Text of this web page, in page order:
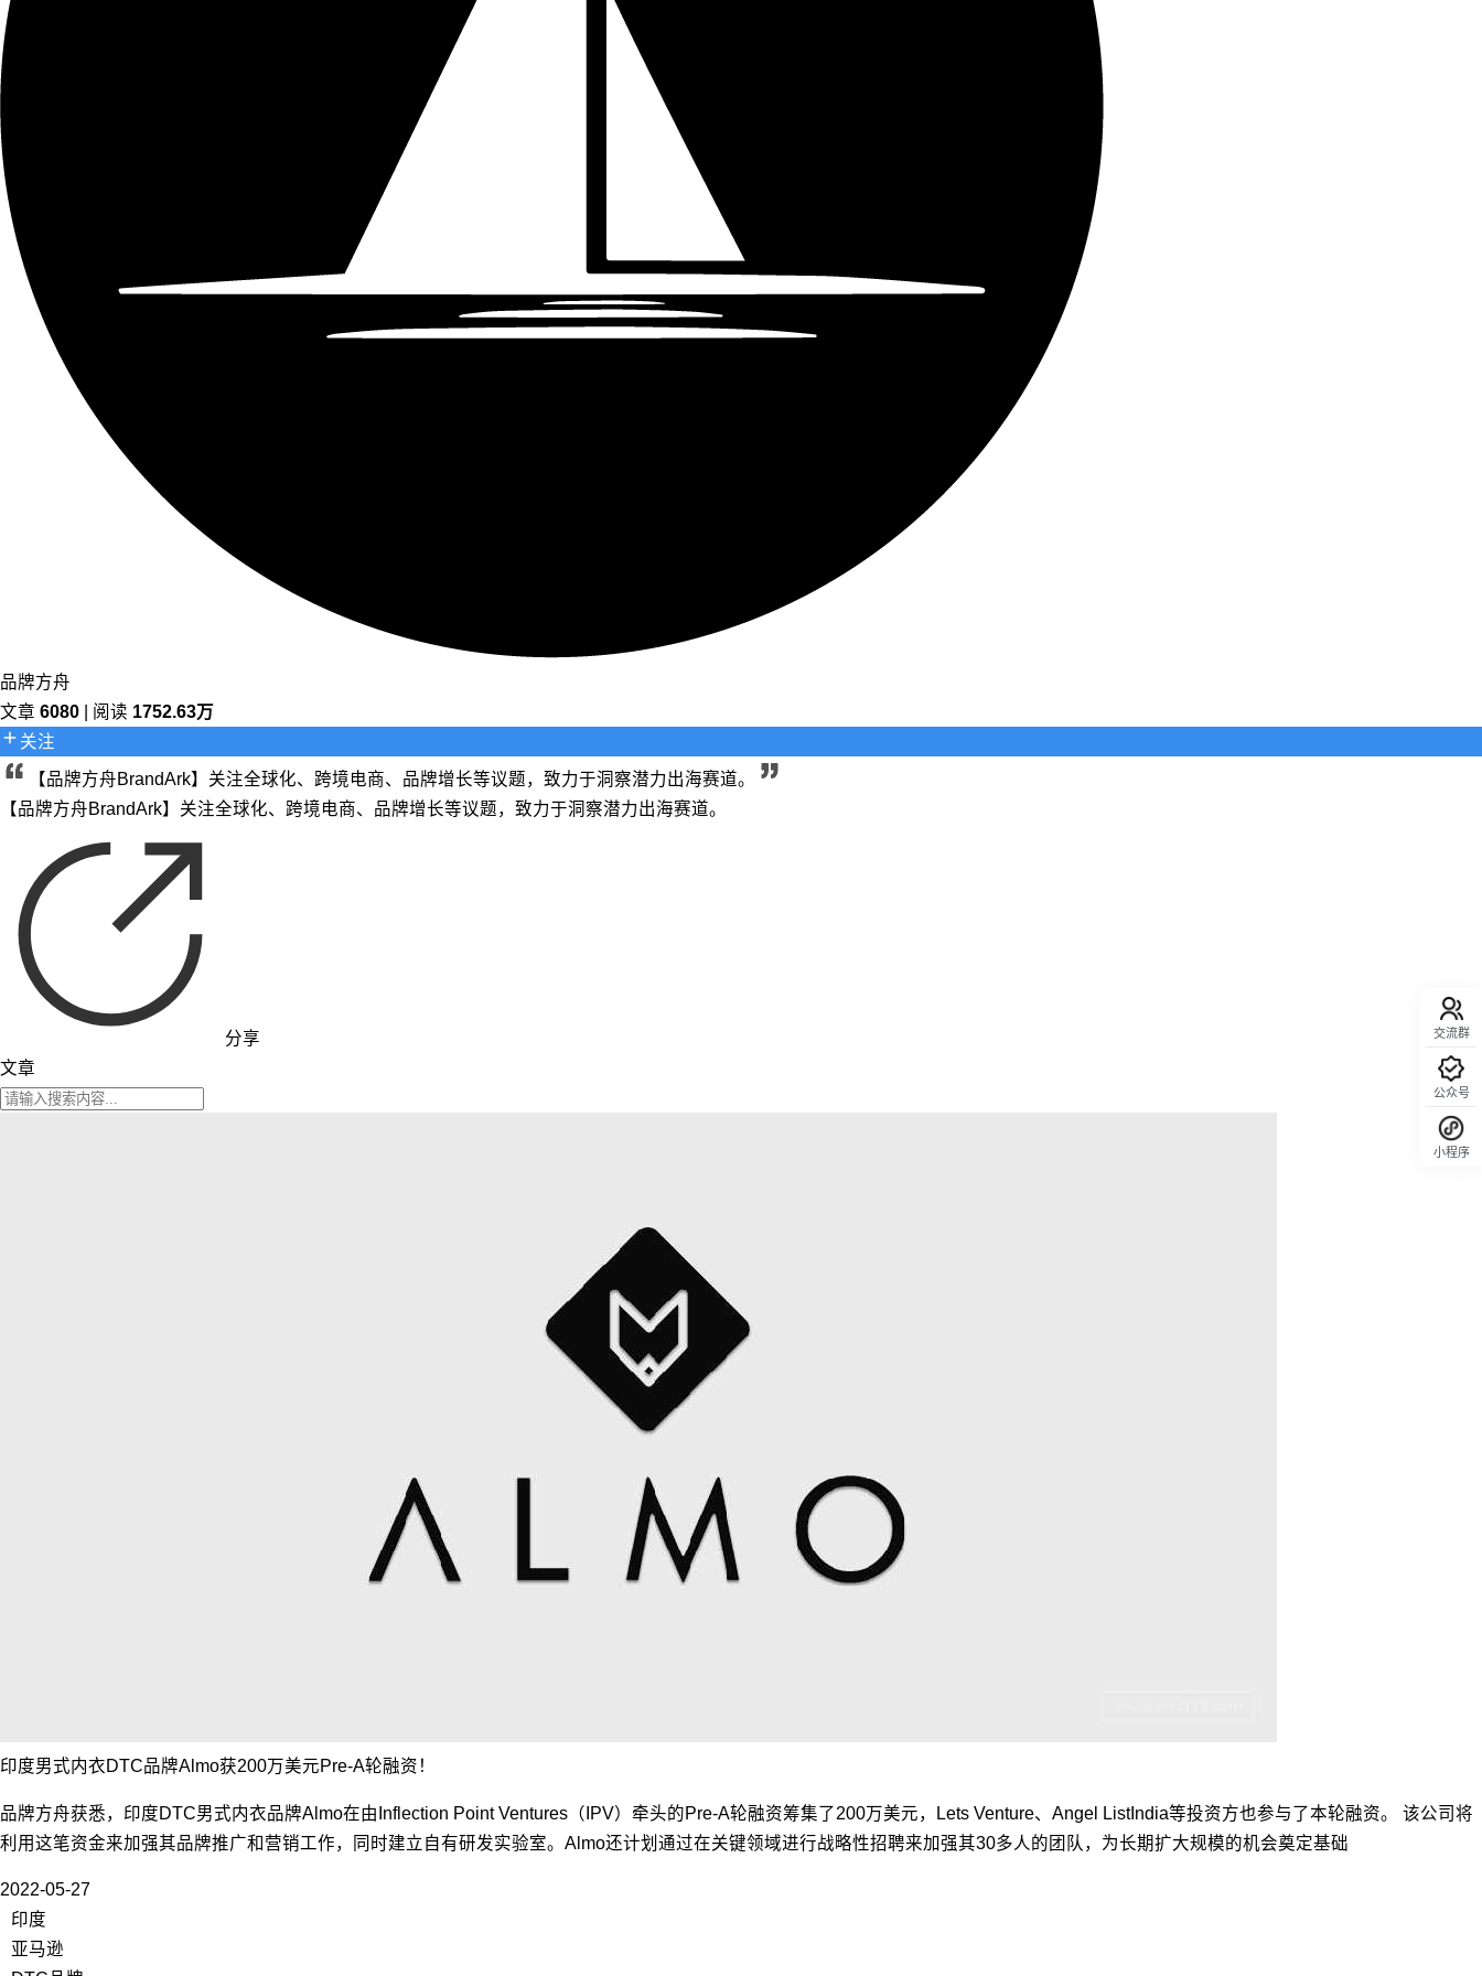
品牌方舟
文章 6080 | 阅读 1752.63万
关注
【品牌方舟BrandArk】关注全球化、跨境电商、品牌增长等议题，致力于洞察潜力出海赛道。
【品牌方舟BrandArk】关注全球化、跨境电商、品牌增长等议题，致力于洞察潜力出海赛道。
分享
文章
印度男式内衣DTC品牌Almo获200万美元Pre-A轮融资！
品牌方舟获悉，印度DTC男式内衣品牌Almo在由Inflection Point Ventures（IPV）牵头的Pre-A轮融资筹集了200万美元，Lets Venture、Angel ListIndia等投资方也参与了本轮融资。 该公司将
利用这笔资金来加强其品牌推广和营销工作，同时建立自有研发实验室。Almo还计划通过在关键领域进行战略性招聘来加强其30多人的团队，为长期扩大规模的机会奠定基础
2022-05-27
印度
亚马逊
交流群
公众号
小程序